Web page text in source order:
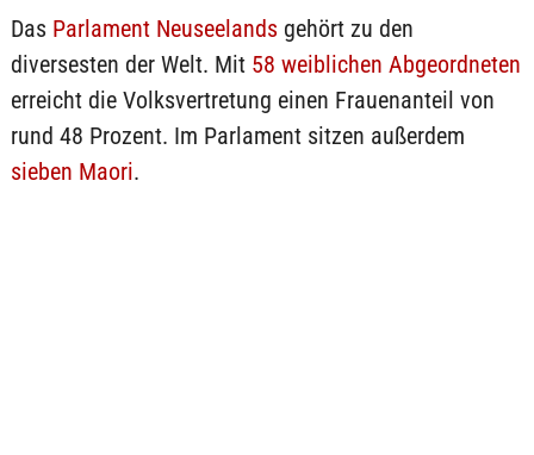
Das Parlament Neuseelandsgehört zu den
diversesten der Welt. Mit 58 weiblichen Abgeordneten
erreicht die Volksvertretung einen Frauenanteil von
rund 48 Prozent. Im Parlament sitzen außerdem
sieben Maori.